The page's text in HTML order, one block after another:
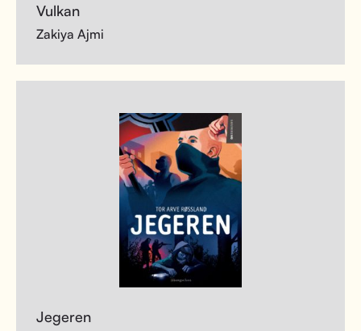
Vulkan
Zakiya Ajmi
Jegeren